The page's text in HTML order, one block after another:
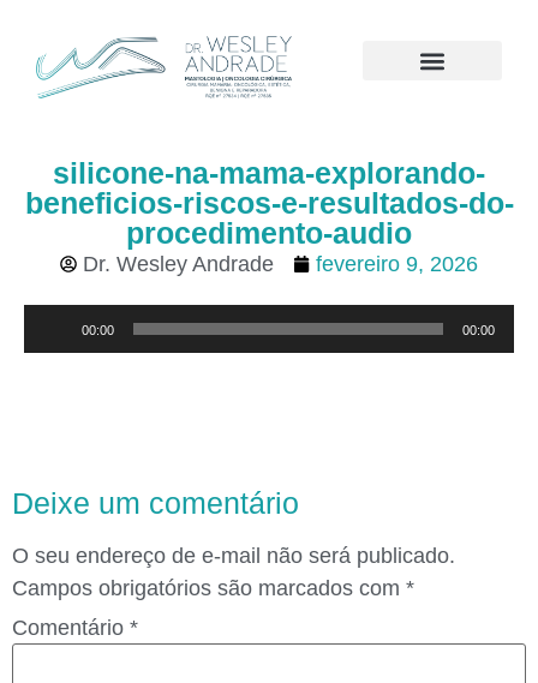
silicone-na-mama-explorando-
beneficios-riscos-e-resultados-do-
procedimento-audio
Dr. Wesley Andrade fevereiro 9, 2026
00:00 00:00
Deixe um comentário
O seu endereço de e-mail não será publicado.
Campos obrigatórios são marcados com *
Comentário *